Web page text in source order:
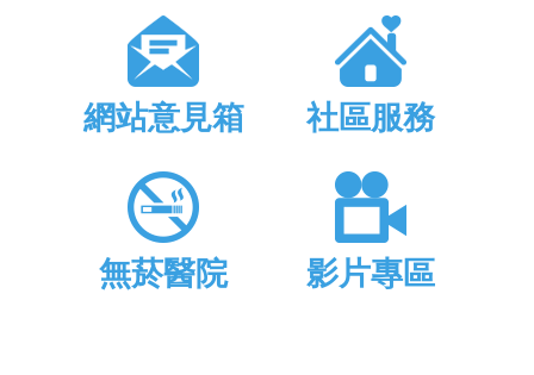
網站意見箱 社區服務
無菸醫院 影片專區